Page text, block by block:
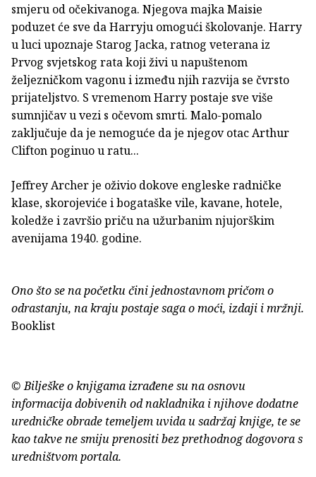
smjeru od očekivanoga. Njegova majka Maisie
poduzet će sve da Harryju omogući školovanje. Harry
u luci upoznaje Starog Jacka, ratnog veterana iz
Prvog svjetskog rata koji živi u napuštenom
željezničkom vagonu i između njih razvija se čvrsto
prijateljstvo. S vremenom Harry postaje sve više
sumnjičav u vezi s očevom smrti. Malo-pomalo
zaključuje da je nemoguće da je njegov otac Arthur
Clifton poginuo u ratu...
Jeffrey Archer je oživio dokove engleske radničke
klase, skorojeviće i bogataške vile, kavane, hotele,
koledže i završio priču na užurbanim njujorškim
avenijama 1940. godine.
Ono što se na početku čini jednostavnom pričom o
odrastanju, na kraju postaje saga o moći, izdaji i mržnji.
Booklist
© Bilješke o knjigama izrađene su na osnovu
informacija dobivenih od nakladnika i njihove dodatne
uredničke obrade temeljem uvida u sadržaj knjige, te se
kao takve ne smiju prenositi bez prethodnog dogovora s
uredništvom portala.